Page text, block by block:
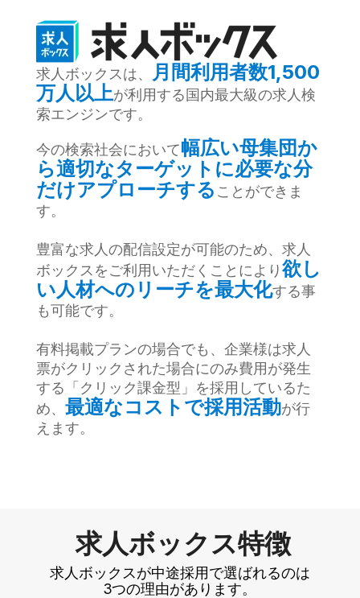
求人ボックスは、
月間利用者数1,500
万人以上が利用する国内最大級の求人検
索エンジンです。
今の検索社会において幅広い母集団か
ら適切なターゲットに必要な分
だけアプローチする ことができま
す。
豊富な求人の配信設定が可能のため、求人
ボックスをご利用いただくことにより欲し
い人材への リーチを最大化する事
も可能です。
有料掲載プランの場合でも、企業様は求人
票がクリックされた場合にのみ費用が発生
する「クリック課金型」を採用しているた
め、 最適なコストで採用活動が行
えます。
求人ボックス特徴
求人ボックスが中途採用で選ばれるのは
3つの理由があります。